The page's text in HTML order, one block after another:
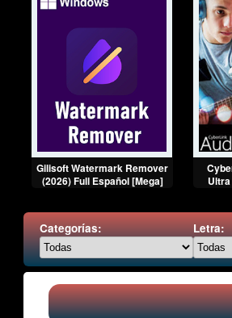
Gilisoft Watermark Remover
(2026) Full Español [Mega]
Categorías: Letra: